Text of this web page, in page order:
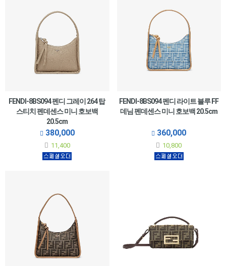
FENDI-8BS094 펜디 그레이 264 탑
스티치 펜데센스 미니 호보백
20.5cm
380,000
11,400
FENDI-8BS094 펜디 라이트 블루 FF
데님 펜데센스 미니 호보백 20.5cm
360,000
10,800